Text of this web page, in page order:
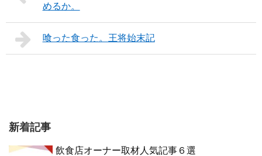
めるか。
喰った食った。王将始末記
新着記事
飲食店オーナー取材人気記事６選